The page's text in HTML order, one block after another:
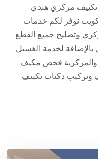
تكييف مركزي هندي
بالكويت نوفر لكم خدمات
وتصليح جميع القطع
بالإضافة لخدمة الغسيل
والمركزية فحص مكيف
وتركيب دكتات تكييف